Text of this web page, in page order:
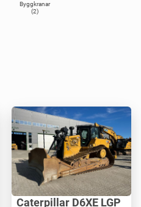
Byggkranar
(2)
Caterpillar D6XE LGP